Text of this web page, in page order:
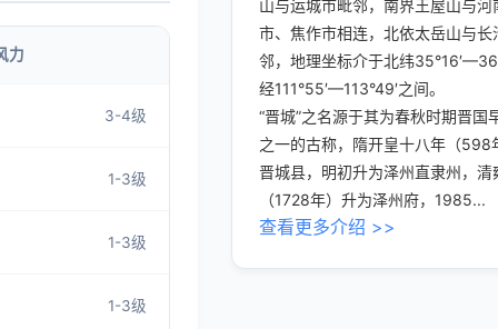
力
3-4级
1-3级
1-3级
1-3级
山与运城市毗邻，南界王屋山与河
市、焦作市相连，北依太岳山与长
邻，地理坐标介于北纬
经111°55′—113°49′之间。
“晋城”之名源于其为春秋时期晋国
之一的古称，隋开皇十八年（598
晋城县，明初升为泽州直隶州，清
（1728年）升为泽州府，1985...
查看更多介绍 >>